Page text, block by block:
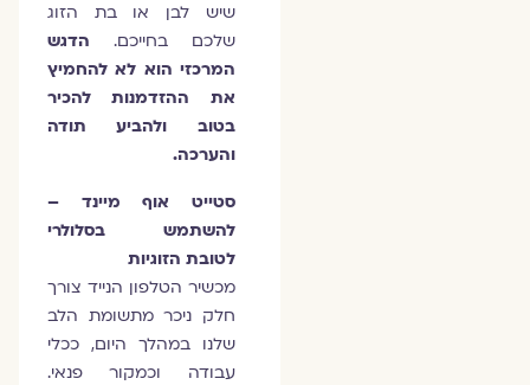
שיש לבן או בת הזוג
שלכם בחייכם. הדגש
המרכזי הוא לא להחמיץ
את ההזדמנות להכיר
בטוב ולהביע תודה
והערכה.
סטייט אוף מיינד –
להשתמש בסלולרי
לטובת הזוגיות
מכשיר הטלפון הנייד צורך
חלק ניכר מתשומת הלב
שלנו במהלך היום, ככלי
עבודה וכמקור פנאי.